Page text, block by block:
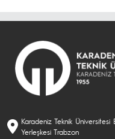
Karadeniz Teknik
Yerleşkesi Trabzon